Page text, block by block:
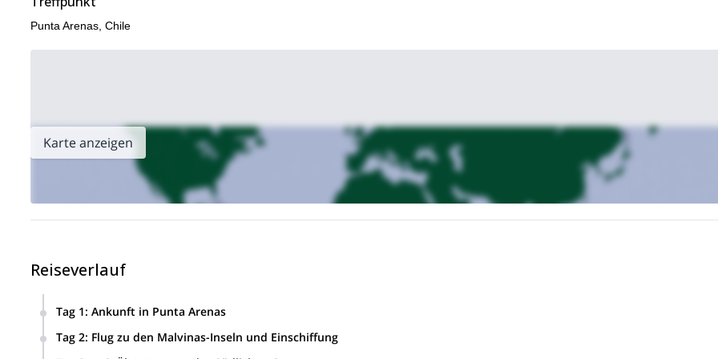
Punta Arenas, Chile
Karte anzeigen
Reiseverlauf
Tag 1: Ankunft in Punta Arenas
letzten Expeditionsbesprechung teilnehmen.
Tag 2: Flug zu den Malvinas-Inseln und Einschiffung